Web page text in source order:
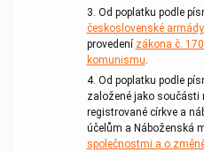
3. Od poplatku podle
československé
provedení zákona č.
komunismu.
4. Od poplatku podle
založené jako součásti
registrované církve a
účelům a Náboženská
společnostmi a o